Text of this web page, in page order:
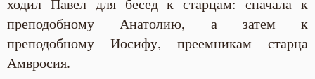
ходил Павел для бесед к старцам: сначала к
преподобному Анатолию, а затем к
преподобному Иосифу, преемникам старца
Амвросия.